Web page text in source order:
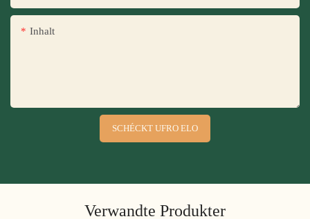
Inhalt
SCHÉCKT UFRO ELO
Verwandte Produkter